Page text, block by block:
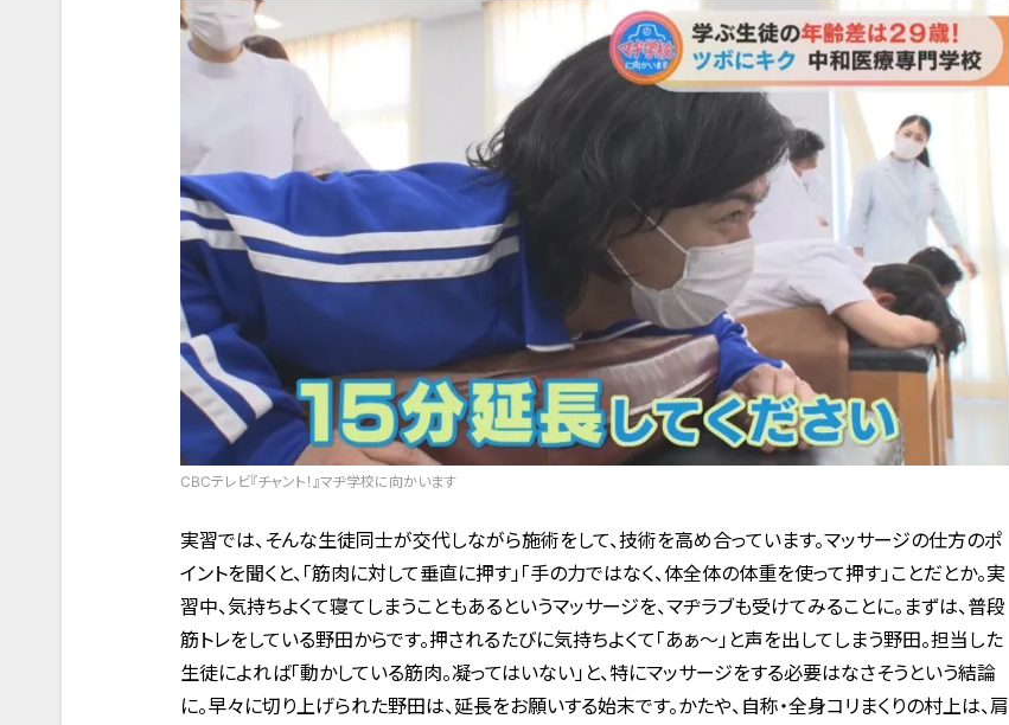
CBCテレビ『チャント！』マヂ学校に向かいます
実習では、そんな生徒同士が交代しながら施術をして、技術を高め合っています。マッサージの仕方のポ
イントを聞くと、「筋肉に対して垂直に押す」「手の力ではなく、体全体の体重を使って押す」ことだとか。実
習中、気持ちよくて寝てしまうこともあるというマッサージを、マヂラブも受けてみることに。まずは、普段
筋トレをしている野田からです。押されるたびに気持ちよくて「あぁ～」と声を出してしまう野田。担当した
生徒によれば「動かしている筋肉。凝ってはいない」と、特にマッサージをする必要はなさそうという結論
に。早々に切り上げられた野田は、延長をお願いする始末です。かたや、自称・全身コリまくりの村上は、肩